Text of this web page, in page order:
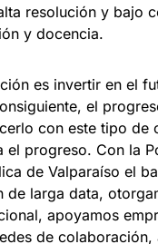
resolución y bajo
y docencia.
es invertir en el
el
con este tipo de
el progreso. Con la
de Valparaíso el
de larga data,
apoyamos
de colaboración,